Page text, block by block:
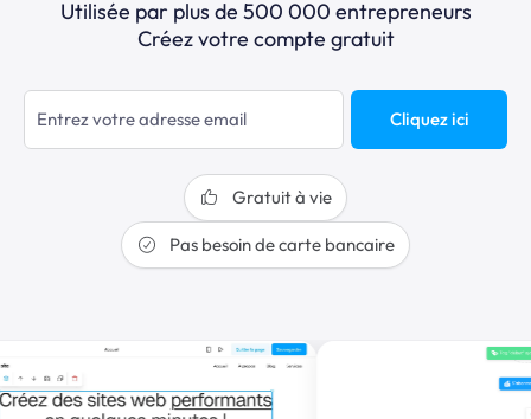
Utilisée par plus de 500 000 entrepreneurs
Créez votre compte gratuit
Cliquez ici
Gratuit à vie
Pas besoin de carte bancaire